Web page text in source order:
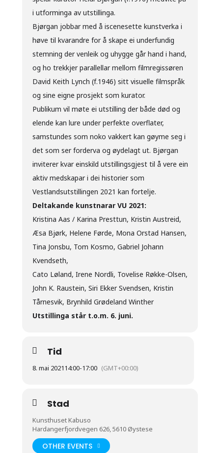
i utforminga av utstillinga.
Bjørgan jobbar med å iscenesette kunstverka i
høve til kvarandre for å skape ei underfundig
stemning der venleik og uhygge går hand i hand,
og ho trekkjer parallellar mellom filmregissøren
David Keith Lynch (f.1946) sitt visuelle filmspråk
og sine eigne prosjekt som kurator.
Publikum vil møte ei utstilling der både død og
elende kan lure under perfekte overflater,
samstundes som noko vakkert kan gøyme seg i
det som ser forderva og øydelagt ut. Bjørgan
inviterer kvar einskild utstillingsgjest til å vere ein
aktiv medskapar i dei historier som
Vestlandsutstillingen 2021 kan fortelje.
Deltakande kunstnarar VU 2021:
Kristina Aas / Karina Presttun, Kristin Austreid,
Æsa Bjørk, Helene Førde, Mona Orstad Hansen,
Tina Jonsbu, Tom Kosmo, Gabriel Johann
Kvendseth,
Cato Løland, Irene Nordli, Tovelise Røkke-Olsen,
John K. Raustein, Siri Ekker Svendsen, Kristin
Tårnesvik, Brynhild Grødeland Winther
Utstillinga står t.o.m. 6. juni.
Tid
8. mai 202114:00-17:00 (GMT+00:00)
Stad
Kunsthuset Kabuso
Hardangerfjordvegen 626, 5610 Øystese
OTHER EVENTS